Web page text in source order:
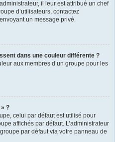
il leur est attribué un chef
d’utilisateurs, contactez
un message privé.
dans une couleur différente ?
aux membres d’un groupe pour les
?
celui par défaut est utilisé pour
affichés par défaut. L’administrateur
par défaut via votre panneau de